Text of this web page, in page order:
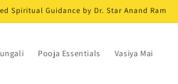
Spiritual Guidance by Dr. Star Anand Ram
Pooja Essentials Vasiya Mai